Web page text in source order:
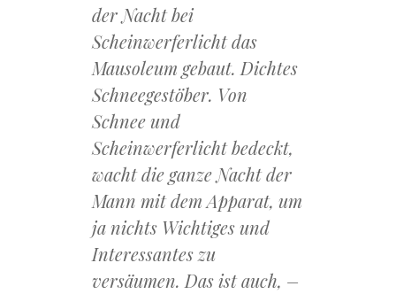
der Nacht bei
Scheinwerferlicht das
Mausoleum gebaut. Dichtes
Schneegestöber. Von
Schnee und
Scheinwerferlicht bedeckt,
wacht die ganze Nacht der
Mann mit dem Apparat, um
ja nichts Wichtiges und
Interessantes zu
versäumen. Das ist auch, –